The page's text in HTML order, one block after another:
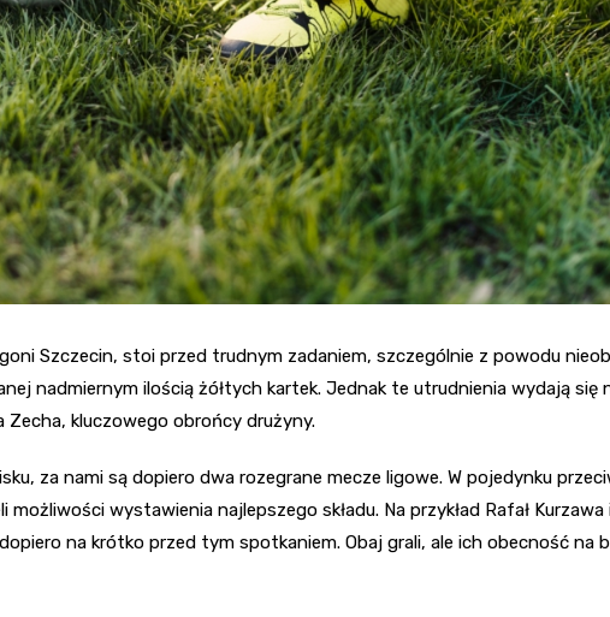
Szczecin, stoi przed trudnym zadaniem, szczególnie z powodu
nadmiernym ilością żółtych kartek. Jednak te utrudnienia wydają się
kluczowego obrońcy drużyny.
za nami są dopiero dwa rozegrane mecze ligowe. W pojedynku
możliwości wystawienia najlepszego składu. Na przykład Rafał Kurzawa
na krótko przed tym spotkaniem. Obaj grali, ale ich obecność na